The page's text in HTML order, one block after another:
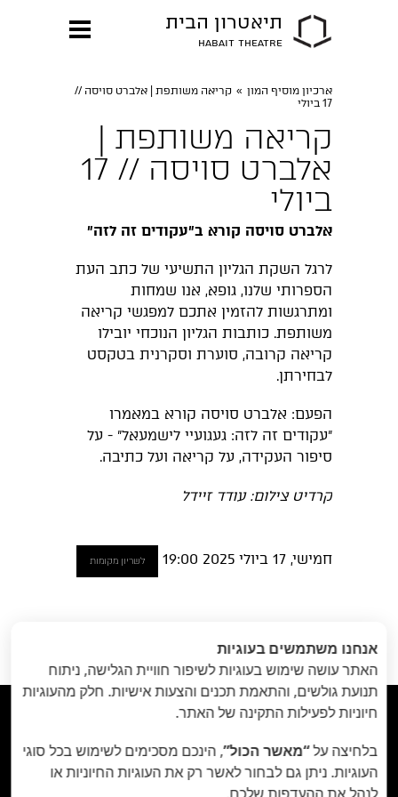
תיאטרון הבית
HABAIT THEATRE
ארכיון מוסיף המון » קריאה משותפת | אלברט סויסה //
17 ביולי
קריאה משותפת |
אלברט סויסה // 17
ביולי
אלברט סויסה קורא ב״עקודים זה לזה״
לרגל השקת הגליון התשיעי של כתב העת
הספרותי שלנו, גופא, אנו שמחות
ומתרגשות להזמין אתכם למפגשי קריאה
משותפת. כותבות הגליון הנוכחי יובילו
קריאה קרובה, סוערת וסקרנית בטקסט
לבחירתן.
הפעם: אלברט סויסה קורא במאמרו
״עקודים זה לזה: געגועיי לישמעאל״ - על
סיפור העקידה, על קריאה ועל כתיבה.
קרדיט צילום: עודד זיידל
חמישי, 17 ביולי 2025 19:00 לשריון מקומות
הקודם: מסמך
ללא שם // 21 ביולי

קידום נתיב האמן ע"ר 580107977
אנחנו משתמשים בעוגיות
האתר עושה שימוש בעוגיות לשיפור חוויית הגלישה, ניתוח
תנועת גולשים, והתאמת תכנים והצעות אישיות. חלק מהעוגיות
חיוניות לפעילות התקינה של האתר.
בלחיצה על“מאשר הכול”, הינכם מסכימים לשימוש בכל סוגי
העוגיות. ניתן גם לבחור לאשר רק את העוגיות החיוניות או